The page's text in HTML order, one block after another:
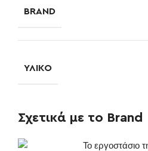
BRAND
ΥΛΙΚΌ
Σχετικά με το Brand
Το εργοστάσιο